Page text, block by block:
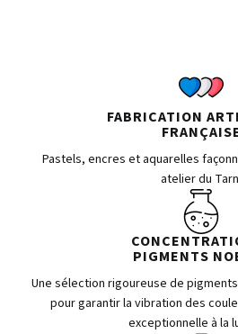
FABRICATION
Pastels, encres et aquarelles
atelier du
PIGMENTS
Une sélection rigoureuse de
pour garantir la vibration des
exceptionnelle à la